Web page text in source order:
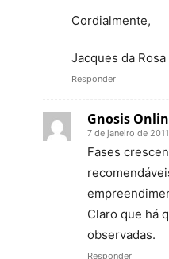
Cordialmente,
Jacques da Rosa
Responder
Gnosis
7 de janeiro de
Fases
Claro que há
observadas.
Responder